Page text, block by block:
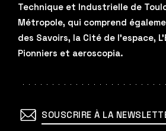
Technique et Industrielle de
Métropole, qui comprend
des Savoirs, la Cité de l'espace,
Pionniers et aeroscopia.
SOUSCRIRE À LA